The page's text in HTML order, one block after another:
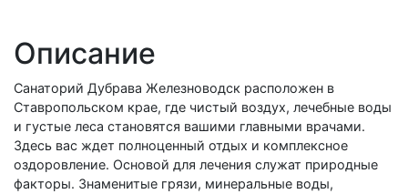
Описание
Санаторий Дубрава Железноводск расположен в
Ставропольском крае, где чистый воздух, лечебные воды
и густые леса становятся вашими главными врачами.
Здесь вас ждет полноценный отдых и комплексное
оздоровление. Основой для лечения служат природные
факторы. Знаменитые грязи, минеральные воды,